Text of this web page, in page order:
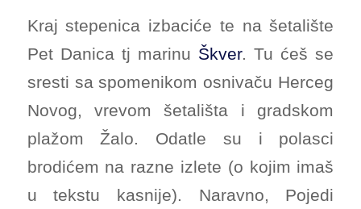
Kraj stepenica izbaciće te na šetalište
Pet Danica tj marinu Škver. Tu ćeš se
sresti sa spomenikom osnivaču Herceg
Novog, vrevom šetališta i gradskom
plažom Žalo. Odatle su i polasci
brodićem na razne izlete (o kojim imaš
u tekstu kasnije). Naravno, Pojedi